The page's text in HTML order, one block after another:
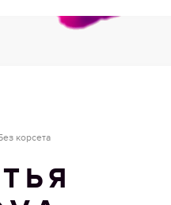
корсета